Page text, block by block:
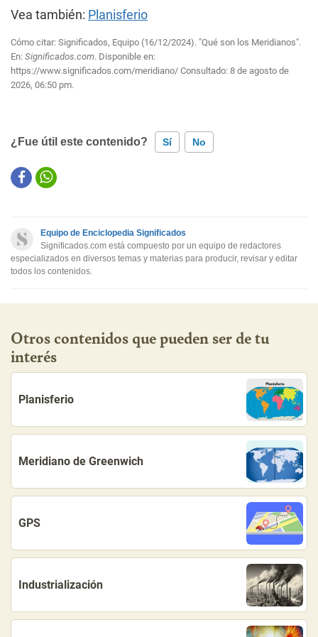
Vea también: Planisferio
Cómo citar: Significados, Equipo (16/12/2024). "Qué son los Meridianos".
En: Significados.com. Disponible en:
https://www.significados.com/meridiano/ Consultado: 8 de agosto de
2026, 06:50 pm.
¿Fue útil este contenido? Sí No
Este contenido contiene información incorrecta
Otro
Equipo de Enciclopedia Significados
Significados.com está compuesto por un equipo de redactores
especializados en diversos temas y materias para producir, revisar y editar
todos los contenidos.
Otros contenidos que pueden ser de tu
interés
Planisferio
Meridiano de Greenwich
GPS
Industrialización